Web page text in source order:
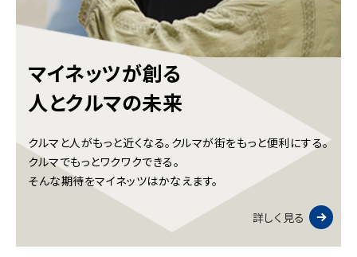
マイネッツが創る
人とクルマの未来
クルマと人がもっと近くなる。クルマが街をもっと便利にする。
クルマでもっとワクワクできる。
そんな期待をマイネッツはかなえます。
詳しく見る